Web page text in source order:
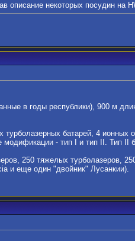
некоторых посудин на
в годы республики), 900 м
батарей, 4
- тип I и тип II. Тип
250 тяжелых турболазеров,
и еще один "двойник" Лусанкии).